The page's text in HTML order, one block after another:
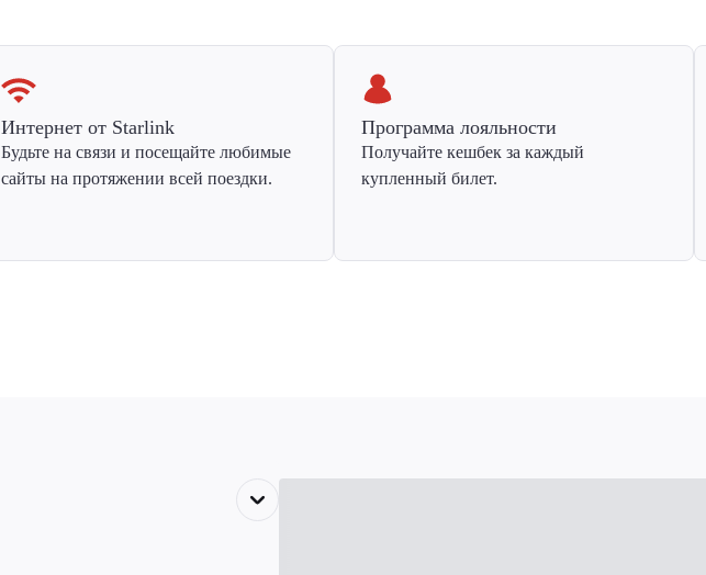
Интернет от Starlink
Будьте на связи и посещайте любимые
сайты на протяжении всей поездки.
Программа лояльности
Получайте кешбек за каждый
купленный билет.